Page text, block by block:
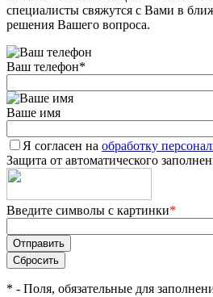
специалисты свяжутся с Вами в
решения Вашего вопроса.
Ваш телефон*
Ваше имя
Я согласен на обработку
Защита от автоматического
Введите символы с картинки*
* - Поля, обязательные для